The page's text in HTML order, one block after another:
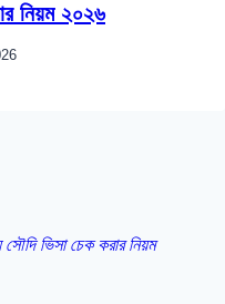
নিয়ম ২০২৬
সৌদি ভিসা চেক করার নিয়ম